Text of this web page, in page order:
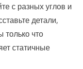
с разных углов и
детали,
только что
статичные